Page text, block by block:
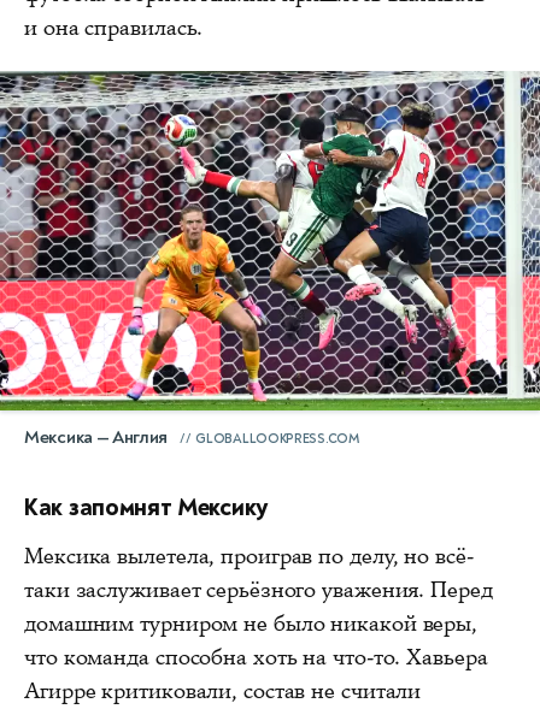
и она справилась.
Мексика — Англия GLOBALLOOKPRESS.COM
Как запомнят Мексику
Мексика вылетела, проиграв по делу, но всё-
таки заслуживает серьёзного уважения. Перед
домашним турниром не было никакой веры,
что команда способна хоть на что-то. Хавьера
Агирре критиковали, состав не считали